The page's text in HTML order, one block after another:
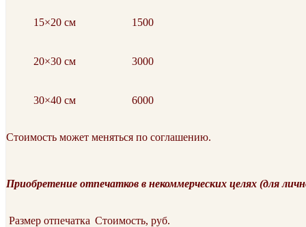
15×20 см 1500
20×30 см 3000
30×40 см 6000
Стоимость может меняться по соглашению.
Приобретение отпечатков в некоммерческих целях (для
Размер отпечатка Стоимость, руб.